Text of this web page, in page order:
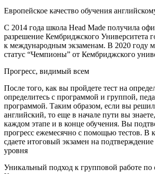
Европейское качество обучения
С 2014 года школа Head Made получила
разрешение Кембриджского Университета
к международным экзаменам. В 2020 году
статус “Чемпионы” от Кембриджского
Прогресс, видимый всем
После того, как вы пройдете тест на
определитесь с программой и группой,
программой. Таким образом, если вы
английский, то еще в начале пути вы
каждом этапе и в конце обучения. Вы
прогресс ежемесячно с помощью тестов. В
сдаете итоговый экзамен на
уровня
Уникальный подход к групповой работе по